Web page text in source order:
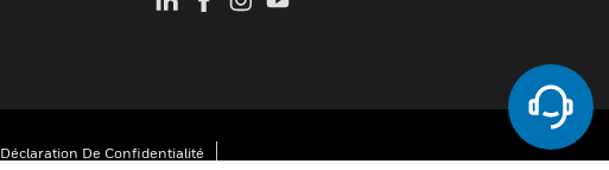
Déclaration De Confidentialité